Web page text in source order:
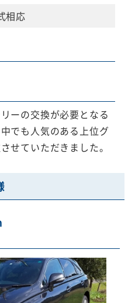
相応
ーの交換が必要となる
でも人気のある上位グ
せていただきました。